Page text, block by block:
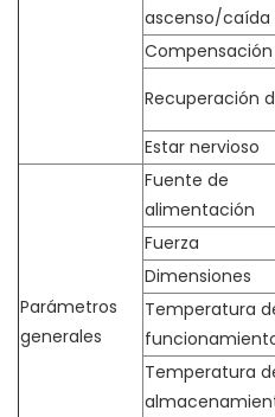
ascenso/caída
Compensación
Recuperación
Estar nervioso
Parámetros
generales
Fuente de
alimentación
Fuerza
Dimensiones
Temperatura
Temperatura